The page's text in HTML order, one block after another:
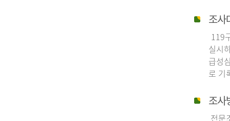
조사
119
실시
급성
로 기
조사
전문